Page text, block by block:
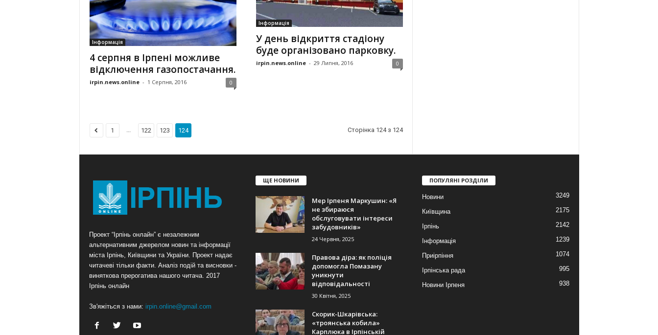
Інформація
4 серпня в Ірпені можливе
відключення газопостачання.
irpin.news.online - 1 Серпня, 2016 0
Інформація
У день відкриття стадіону
буде організовано парковку.
irpin.news.online - 29 Липня, 2016 0
1 122 123 124 Сторінка 124 з 124
Проект “Ірпінь онлайн” є незалежним
альтернативним джерелом новин та інформації
міста Ірпінь, Київщини та України. Проект надає
читачеві тільки факти. Аналіз подій та висновки -
виняткова прерогатива нашого читача. 2017
Ірпінь онлайн
Зв'яжіться з нами: irpin.online@gmail.com
ЩЕ НОВИНИ
Мер Ірпеня Маркушин: «Я
не збираюся
обслуговувати інтереси
забудовників»
24 Червня, 2025
Правова діра: як поліція
допомогла Помазану
уникнути
відповідальності
30 Квітня, 2025
Скорик-Шкарівська:
«троянська кобила»
Карплюка в Ірпінській
ПОПУЛЯНІ РОЗДІЛИ
Новини 3249
Київщина 2175
Ірпінь 2142
Інформація 1239
Приірпіння 1074
Ірпінська рада 995
Новини Ірпеня 938